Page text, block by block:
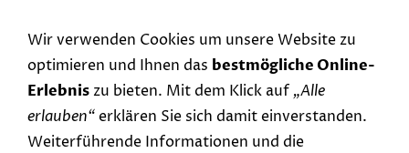
Wir verwenden Cookies um unsere Website zu
optimieren und Ihnen das bestmögliche Online-
Erlebniszu bieten. Mit dem Klick auf „Alle
erlauben“erklären Sie sich damit einverstanden.
Weiterführende Informationen und die